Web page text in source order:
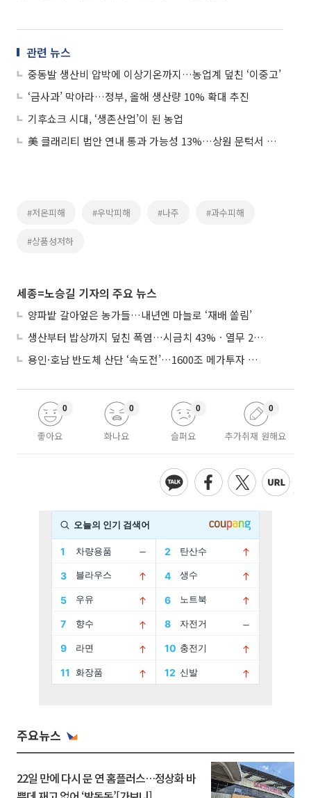
관련 뉴스
중동발 생산비 압박에 이상기온까지…농업계 덮친 ‘이중고’
‘금사과’ 막아라…정부, 올해 생산량 10% 확대 추진
기후쇼크 시대, ‘생존산업’이 된 농업
美 클래리티 법안 연내 통과 가능성 13%…상원 문턱서 제동
#저온피해 #우박피해 #나주 #과수피해
#상품성저하
세종=노승길 기자의 주요 뉴스
양파밭 갈아엎은 농가들…내년엔 마늘로 ‘재배 쏠림’
생산부터 밥상까지 덮친 폭염…시금치 43%ㆍ열무 28% 급등
용인·호남 반도체 산단 ‘속도전’…1600조 메가투자 이행 총력
좋아요
0
화나요
0
슬퍼요
0
추가취재 원해요
0
주요뉴스
22일 만에 다시 문 연 홈플러스…정상화 바